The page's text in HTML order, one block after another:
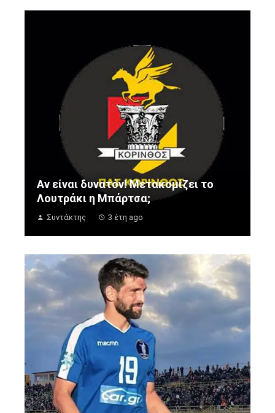
Αν είναι δυνατόν! Μετακομίζει το
Λουτράκι η Μπάρτσα;
Συντάκτης 3 έτη ago